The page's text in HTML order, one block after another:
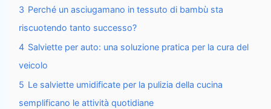
3 Perché un asciugamano in tessuto di bambù sta
riscuotendo tanto successo?
4 Salviette per auto: una soluzione pratica per la cura del
veicolo
5 Le salviette umidificate per la pulizia della cucina
semplificano le attività quotidiane